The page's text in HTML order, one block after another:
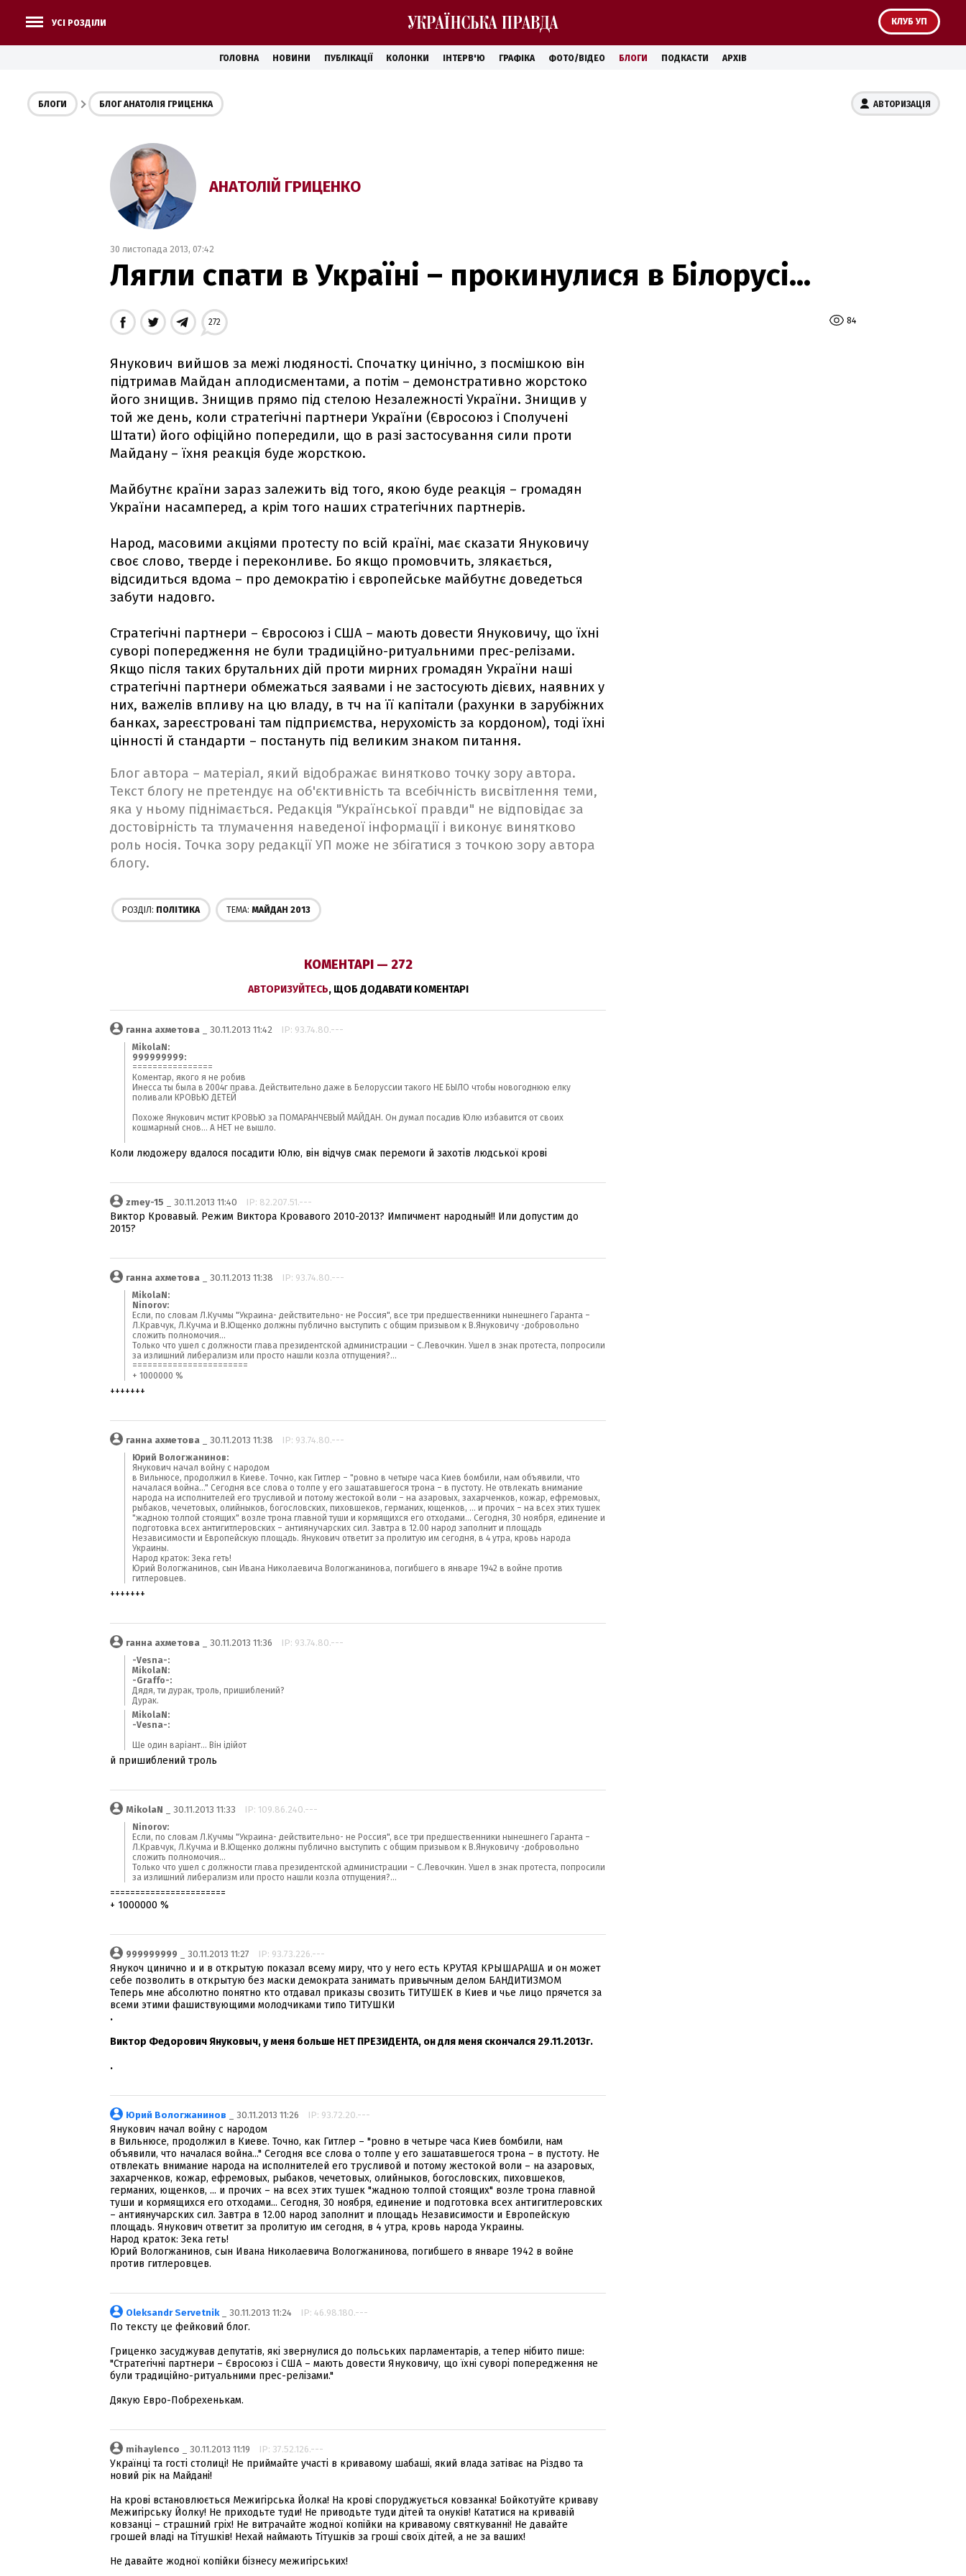
УСІ РОЗДІЛИ КЛУБ УП
ГОЛОВНА НОВИНИ ПУБЛІКАЦІЇ КОЛОНКИ ІНТЕРВ'Ю ГРАФІКА ФОТО/ВІДЕО БЛОГИ ПОДКАСТИ АРХІВ
АВТОРИЗАЦІЯ
БЛОГИ БЛОГ АНАТОЛІЯ ГРИЦЕНКА
АНАТОЛІЙ ГРИЦЕНКО
30 листопада 2013, 07:42
Лягли спати в Україні – прокинулися в Білорусі...
84
272
Янукович вийшов за межі людяності. Спочатку цинічно, з посмішкою він
підтримав Майдан аплодисментами, а потім – демонстративно жорстоко
його знищив. Знищив прямо під стелою Незалежності України. Знищив у
той же день, коли стратегічні партнери України (Євросоюз і Сполучені
Штати) його офіційно попередили, що в разі застосування сили проти
Майдану – їхня реакція буде жорсткою.
Майбутнє країни зараз залежить від того, якою буде реакція – громадян
України насамперед, а крім того наших стратегічних партнерів.
Народ, масовими акціями протесту по всій країні, має сказати Януковичу
своє слово, тверде і переконливе. Бо якщо промовчить, злякається,
відсидиться вдома – про демократію і європейське майбутнє доведеться
забути надовго.
Стратегічні партнери – Євросоюз і США – мають довести Януковичу, що їхні
суворі попередження не були традиційно-ритуальними прес-релізами.
Якщо після таких брутальних дій проти мирних громадян України наші
стратегічні партнери обмежаться заявами і не застосують дієвих, наявних у
них, важелів впливу на цю владу, в тч на її капітали (рахунки в зарубіжних
банках, зареєстровані там підприємства, нерухомість за кордоном), тоді їхні
цінності й стандарти – постануть під великим знаком питання.
Блог автора – матеріал, який відображає винятково точку зору автора.
Текст блогу не претендує на об'єктивність та всебічність висвітлення теми,
яка у ньому піднімається. Редакція "Української правди" не відповідає за
достовірність та тлумачення наведеної інформації і виконує винятково
роль носія. Точка зору редакції УП може не збігатися з точкою зору автора
блогу.
РОЗДІЛ: ПОЛІТИКА ТЕМА: МАЙДАН 2013
КОМЕНТАРІ — 272
АВТОРИЗУЙТЕСЬ, ЩОБ ДОДАВАТИ КОМЕНТАРІ
ганна ахметова _ 30.11.2013 11:42 IP: 93.74.80.---
MikolaN:
999999999:
================
Коментар, якого я не робив
Инесса ты была в 2004г права. Действительно даже в Белоруссии такого НЕ БЫЛО чтобы новогоднюю елку
поливали КРОВЬЮ ДЕТЕЙ
Похоже Янукович мстит КРОВЬЮ за ПОМАРАНЧЕВЫЙ МАЙДАН. Он думал посадив Юлю избавится от своих
кошмарный снов... А НЕТ не вышло.
Коли людожеру вдалося посадити Юлю, він відчув смак перемоги й захотів людської крові
zmey-15 _ 30.11.2013 11:40 IP: 82.207.51.---
Виктор Кровавый. Режим Виктора Кровавого 2010-2013? Импичмент народный!! Или допустим до
2015?
ганна ахметова _ 30.11.2013 11:38 IP: 93.74.80.---
MikolaN:
Ninorov:
Если, по словам Л.Кучмы "Украина- действительно- не Россия", все три предшественники нынешнего Гаранта –
Л.Кравчук, Л.Кучма и В.Ющенко должны публично выступить с общим призывом к В.Януковичу -добровольно
сложить полномочия...
Только что ушел с должности глава президентской администрации – С.Левочкин. Ушел в знак протеста, попросили
за излишний либерализм или просто нашли козла отпущения?...
=======================
+ 1000000 %
+++++++
ганна ахметова _ 30.11.2013 11:38 IP: 93.74.80.---
Юрий Вологжанинов:
Янукович начал войну с народом
в Вильнюсе, продолжил в Киеве. Точно, как Гитлер – "ровно в четыре часа Киев бомбили, нам объявили, что
началася война..." Сегодня все слова о толпе у его зашатавшегося трона – в пустоту. Не отвлекать внимание
народа на исполнителей его трусливой и потому жестокой воли – на азаровых, захарченков, кожар, ефремовых,
рыбаков, чечетовых, олийныков, богословских, пиховшеков, германих, ющенков, ... и прочих – на всех этих тушек
"жадною толпой стоящих" возле трона главной туши и кормящихся его отходами... Сегодня, 30 ноября, единение и
подготовка всех антигитлеровских – антиянучарских сил. Завтра в 12.00 народ заполнит и площадь
Независимости и Европейскую площадь. Янукович ответит за пролитую им сегодня, в 4 утра, кровь народа
Украины.
Народ краток: Зека геть!
Юрий Вологжанинов, сын Ивана Николаевича Вологжанинова, погибшего в январе 1942 в войне против
гитлеровцев.
+++++++
ганна ахметова _ 30.11.2013 11:36 IP: 93.74.80.---
-Vesna-:
MikolaN:
-Graffo-:
Дядя, ти дурак, троль, пришиблений?
Дурак.
MikolaN:
-Vesna-:
Ще один варіант... Він ідійот
й пришиблений троль
MikolaN _ 30.11.2013 11:33 IP: 109.86.240.---
Ninorov:
Если, по словам Л.Кучмы "Украина- действительно- не Россия", все три предшественники нынешнего Гаранта –
Л.Кравчук, Л.Кучма и В.Ющенко должны публично выступить с общим призывом к В.Януковичу -добровольно
сложить полномочия...
Только что ушел с должности глава президентской администрации – С.Левочкин. Ушел в знак протеста, попросили
за излишний либерализм или просто нашли козла отпущения?...
=======================
+ 1000000 %
999999999 _ 30.11.2013 11:27 IP: 93.73.226.---
Янукоч цинично и и в открытую показал всему миру, что у него есть КРУТАЯ КРЫШАРАША и он может
себе позволить в открытую без маски демократа занимать привычным делом БАНДИТИЗМОМ
Теперь мне абсолютно понятно кто отдавал приказы свозить ТИТУШЕК в Киев и чье лицо прячется за
всеми этими фашиствующими молодчиками типо ТИТУШКИ
.
Виктор Федорович Януковыч, у меня больше НЕТ ПРЕЗИДЕНТА, он для меня скончался 29.11.2013г.
.
Юрий Вологжанинов _ 30.11.2013 11:26 IP: 93.72.20.---
Янукович начал войну с народом
в Вильнюсе, продолжил в Киеве. Точно, как Гитлер – "ровно в четыре часа Киев бомбили, нам
объявили, что началася война..." Сегодня все слова о толпе у его зашатавшегося трона – в пустоту. Не
отвлекать внимание народа на исполнителей его трусливой и потому жестокой воли – на азаровых,
захарченков, кожар, ефремовых, рыбаков, чечетовых, олийныков, богословских, пиховшеков,
германих, ющенков, ... и прочих – на всех этих тушек "жадною толпой стоящих" возле трона главной
туши и кормящихся его отходами... Сегодня, 30 ноября, единение и подготовка всех антигитлеровских
– антиянучарских сил. Завтра в 12.00 народ заполнит и площадь Независимости и Европейскую
площадь. Янукович ответит за пролитую им сегодня, в 4 утра, кровь народа Украины.
Народ краток: Зека геть!
Юрий Вологжанинов, сын Ивана Николаевича Вологжанинова, погибшего в январе 1942 в войне
против гитлеровцев.
Oleksandr Servetnik_ 30.11.2013 11:24 IP: 46.98.180.---
По тексту це фейковий блог.
Гриценко засуджував депутатів, які звернулися до польських парламентарів, а тепер нібито пише:
"Стратегічні партнери – Євросоюз і США – мають довести Януковичу, що їхні суворі попередження не
були традиційно-ритуальними прес-релізами."
Дякую Евро-Побрехенькам.
mihaylenco _ 30.11.2013 11:19 IP: 37.52.126.---
Українці та гості столиці! Не приймайте участі в кривавому шабаші, який влада затіває на Різдво та
новий рік на Майдані!
На крові встановлюється Межигірська Йолка! На крові споруджується ковзанка! Бойкотуйте криваву
Межигірську Йолку! Не приходьте туди! Не приводьте туди дітей та онуків! Кататися на кривавій
ковзанці – страшний гріх! Не витрачайте жодної копійки на кривавому святкуванні! Не давайте
грошей владі на Тітушків! Нехай наймають Тітушків за гроші своїх дітей, а не за ваших!
Не давайте жодної копійки бізнесу межигірських!